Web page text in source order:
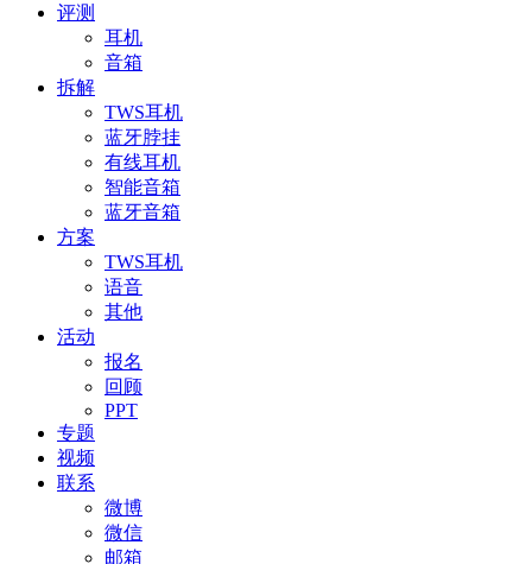
评测
耳机
音箱
拆解
TWS耳机
蓝牙脖挂
有线耳机
智能音箱
蓝牙音箱
方案
TWS耳机
语音
其他
活动
报名
回顾
PPT
专题
视频
联系
微博
微信
邮箱